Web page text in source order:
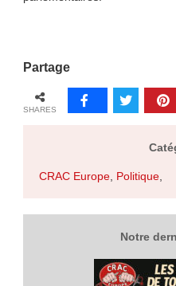
Partage
SHARES
CRAC Europe, Politique,
Notre